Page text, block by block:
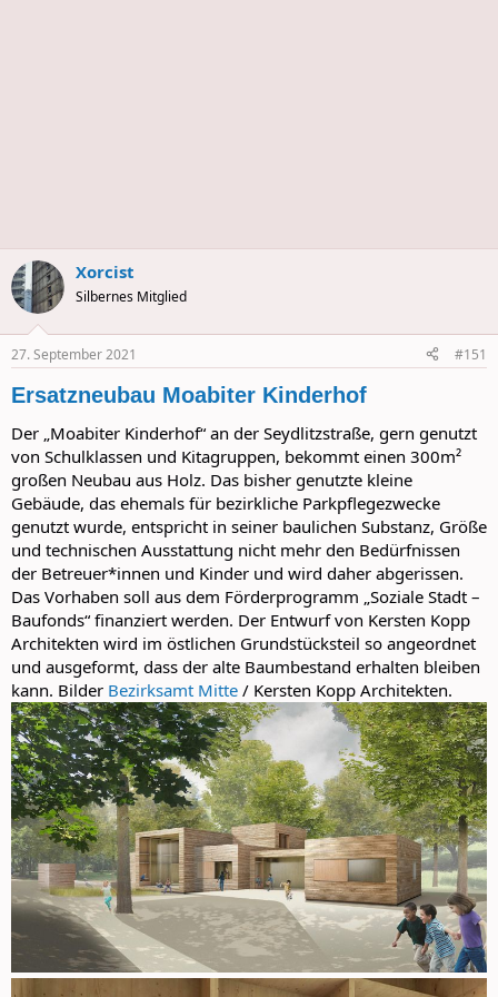
Xorcist
Silbernes Mitglied
27. September 2021 #151
Ersatzneubau Moabiter Kinderhof
Der „Moabiter Kinderhof“ an der Seydlitzstraße, gern genutzt
von Schulklassen und Kitagruppen, bekommt einen 300m²
großen Neubau aus Holz. Das bisher genutzte kleine
Gebäude, das ehemals für bezirkliche Parkpflegezwecke
genutzt wurde, entspricht in seiner baulichen Substanz, Größe
und technischen Ausstattung nicht mehr den Bedürfnissen
der Betreuer*innen und Kinder und wird daher abgerissen.
Das Vorhaben soll aus dem Förderprogramm „Soziale Stadt –
Baufonds“ finanziert werden. Der Entwurf von Kersten Kopp
Architekten wird im östlichen Grundstücksteil so angeordnet
und ausgeformt, dass der alte Baumbestand erhalten bleiben
kann. Bilder Bezirksamt Mitte / Kersten Kopp Architekten.